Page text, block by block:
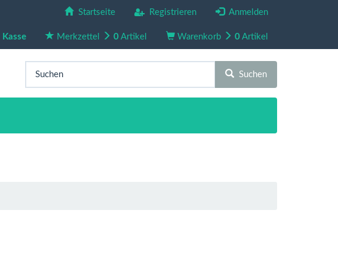
Startseite Registrieren Anmelden
Kasse Merkzettel 0 Artikel Warenkorb 0 Artikel
Suchen